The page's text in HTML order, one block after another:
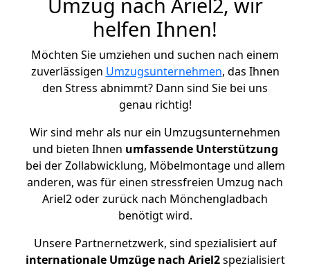
helfen Ihnen!
Möchten Sie umziehen und suchen nach einem
zuverlässigen Umzugsunternehmen, das Ihnen
den Stress abnimmt? Dann sind Sie bei uns
genau richtig!
Wir sind mehr als nur ein Umzugsunternehmen
und bieten Ihnen umfassende Unterstützung
bei der Zollabwicklung, Möbelmontage und allem
anderen, was für einen stressfreien Umzug nach
Ariel2 oder zurück nach Mönchengladbach
benötigt wird.
Unsere Partnernetzwerk, sind spezialisiert auf
internationale Umzüge nach Ariel2spezialisiert